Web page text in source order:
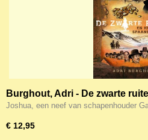
Burghout, Adri - De zwarte
deel 3
Joshua, een neef van schapenhouder
€ 12,95